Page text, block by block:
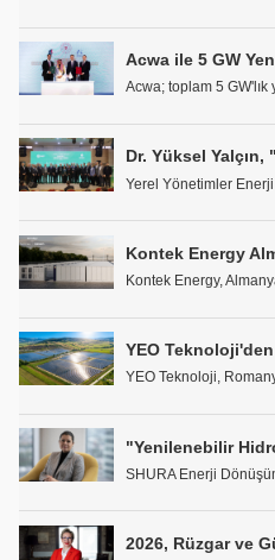
Acwa; toplam 5
Kontek Energy,
YEO Teknoloji,
SHURA Enerji